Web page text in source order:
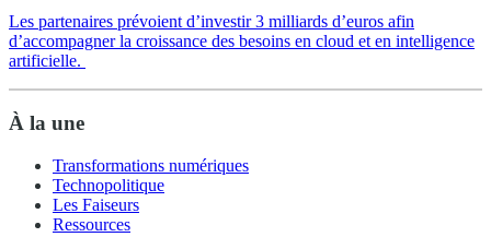
Les partenaires prévoient d’investir 3 milliards d’euros afin
d’accompagner la croissance des besoins en cloud et en intelligence
artificielle.
À la une
Transformations numériques
Technopolitique
Les Faiseurs
Ressources